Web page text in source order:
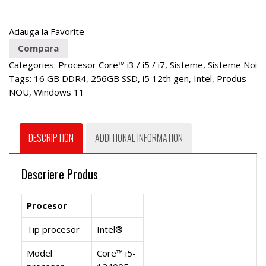
Adauga la Favorite
Compara
Categories: Procesor Core™ i3 / i5 / i7, Sisteme, Sisteme Noi
Tags: 16 GB DDR4, 256GB SSD, i5 12th gen, Intel, Produs
NOU, Windows 11
DESCRIPTION ADDITIONAL INFORMATION
Descriere Produs
Procesor
Tip procesor
Intel®
Model
Core™ i5-